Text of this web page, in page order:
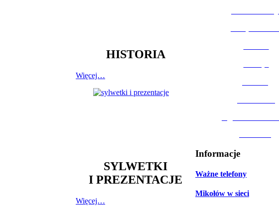
HISTORIA
Więcej…
SYLWETKI
I PREZENTACJE
Więcej…
Informacje
Ważne telefony
Mikołów w sieci